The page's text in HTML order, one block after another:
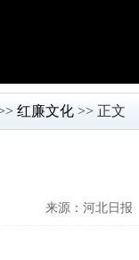
红廉文化 >> 正文
来源：河北日报